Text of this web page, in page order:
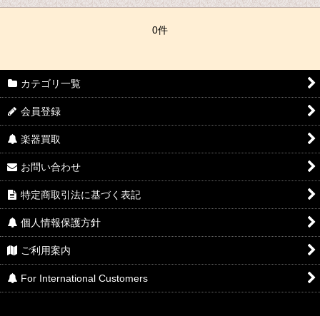
0件
カテゴリ一覧
会員登録
楽器買取
お問い合わせ
特定商取引法に基づく表記
個人情報保護方針
ご利用案内
For International Customers